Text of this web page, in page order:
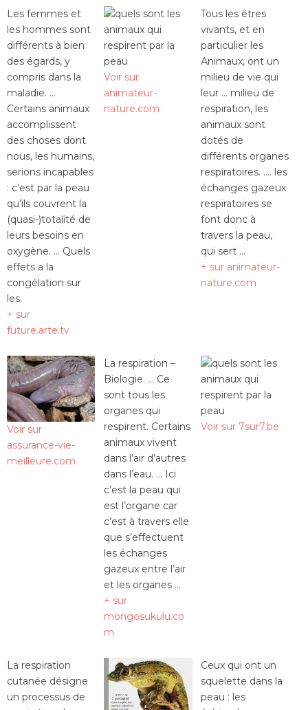
Les femmes et
les hommes sont
différents à bien
des égards, y
compris dans la
maladie. …
Certains animaux
accomplissent
des choses dont
nous, les humains,
serions incapables
: c’est par la peau
qu’ils couvrent la
(quasi-)totalité de
leurs besoins en
oxygène. … Quels
effets a la
congélation sur
les.
+ sur
future.arte.tv
Voir sur
animateur-
nature.com
Tous les êtres
vivants, et en
particulier les
Animaux, ont un
milieu de vie qui
leur … milieu de
respiration, les
animaux sont
dotés de
différents organes
respiratoires. …. les
échanges gazeux
respiratoires se
font donc à
travers la peau,
qui sert …
+ sur animateur-
nature.com
Voir sur
assurance-vie-
meilleure.com
La respiration –
Biologie. … Ce
sont tous les
organes qui
respirent. Certains
animaux vivent
dans l’air d’autres
dans l’eau. … Ici
c’est la peau qui
est l’organe car
c’est à travers elle
que s’effectuent
les échanges
gazeux entre l’air
et les organes …
+ sur
mongosukulu.co
m
Voir sur 7sur7.be
La respiration
cutanée désigne
un processus de
Ceux qui ont un
squelette dans la
peau : les